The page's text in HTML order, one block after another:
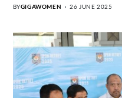
BYGIGAWOMEN 26 JUNE 2025